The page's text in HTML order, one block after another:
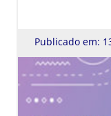
Publicado em: